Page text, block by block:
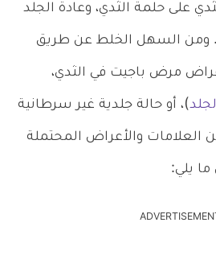
على حلمة الثدي، وعادة الجلد
ومن السهل الخلط عن طريق
مرض باجيت في الثدي،
)، أو حالة جلدية غير سرطانية
والأعراض المحتملة
يلي: